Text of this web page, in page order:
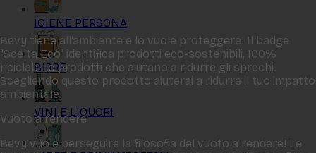
IGIENE PERSONA
BIRRE
VINI E LIQUORI
Bevy tiene all‘ambiente e lo vuole proteggere. Il badge
“Scelta Eco“ identifica prodotti eco-sostenibili, 100%
riciclabili o prodotti che aiutano a ridurre gli sprechi.
Scegliendo questo prodotto aiuterai a ridurre il tuo impatto
ambientale!
Vuoto a rendere
Bevy vuole perseguire la filosofia del vuoto a rendere! Le